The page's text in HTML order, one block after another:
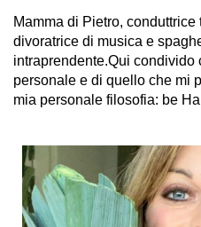
Mamma di Pietro,
divoratrice di musica e
intraprendente.Qui condivido
personale e di quello che mi
mia personale filosofia: be